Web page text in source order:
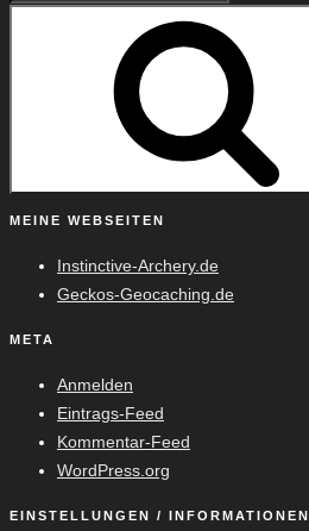
MEINE WEBSEITEN
Instinctive-Archery.de
Geckos-Geocaching.de
META
Anmelden
Eintrags-Feed
Kommentar-Feed
WordPress.org
EINSTELLUNGEN / INFORMATIONEN